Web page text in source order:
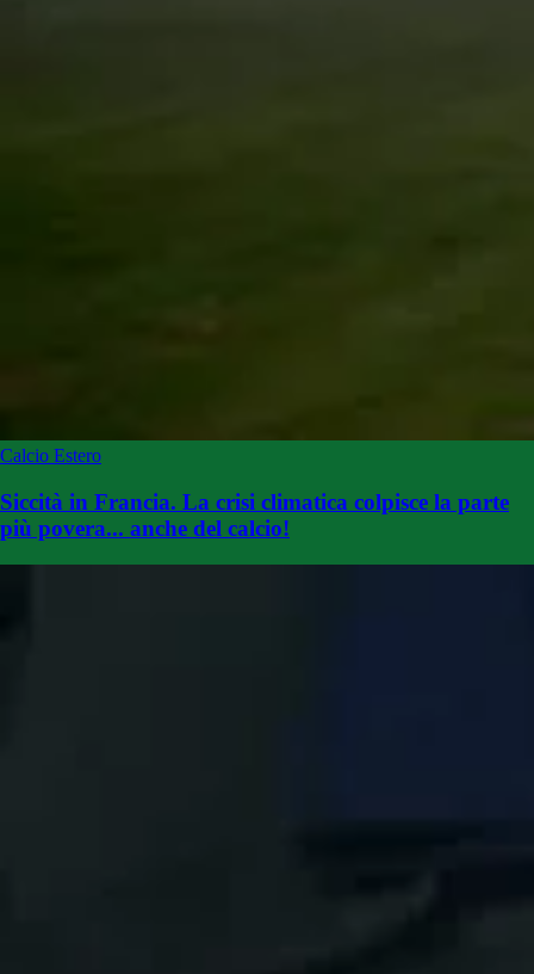
Calcio Estero
Siccità in Francia. La crisi climatica colpisce la parte
più povera... anche del calcio!